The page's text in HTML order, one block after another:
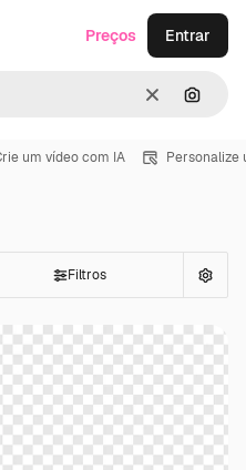
Limpar
Preços Entrar
um vídeo com IA Personalize
Filtros